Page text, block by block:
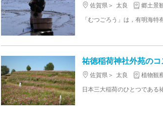
佐賀県 太良
郷土景
祐徳稲荷神社外苑の
佐賀県 太良
植物観